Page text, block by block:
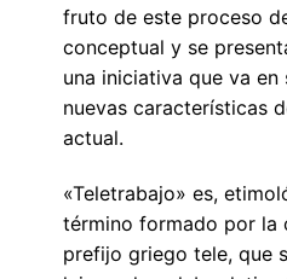
fruto de este proceso
conceptual y se
una iniciativa que va en
nuevas características
actual.
«Teletrabajo» es,
término formado por la
prefijo griego tele, que